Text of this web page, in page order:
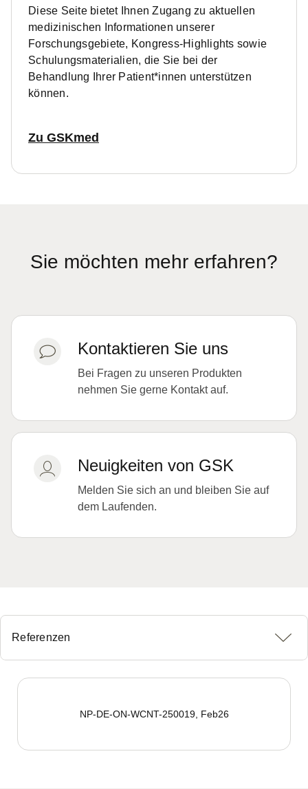
Diese Seite bietet Ihnen Zugang zu aktuellen
medizinischen Informationen unserer
Forschungsgebiete, Kongress-Highlights sowie
Schulungsmaterialien, die Sie bei der
Behandlung Ihrer Patient*innen unterstützen
können.
Zu GSKmed
Sie möchten mehr erfahren?
Kontaktieren Sie uns
Bei Fragen zu unseren Produkten
nehmen Sie gerne Kontakt auf.
Neuigkeiten von GSK
Melden Sie sich an und bleiben Sie auf
dem Laufenden.
Referenzen
NP-DE-ON-WCNT-250019, Feb26